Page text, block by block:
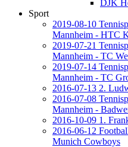
DJK
Sport
2019-08-10
Mannheim - HTC
2019-07-21
Mannheim - TC
2019-07-14
Mannheim - TC
2016-07-13 2.
2016-07-08
Mannheim -
2016-10-09 1.
2016-06-12
Munich Cowboys